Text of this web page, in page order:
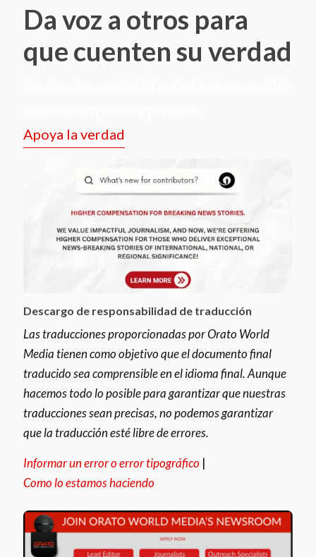
Da voz a otros para
que cuenten su verdad
Apoya la verdad
Descargo de responsabilidad de traducción
Las traducciones proporcionadas por Orato World
Media tienen como objetivo que el documento final
traducido sea comprensible en el idioma final. Aunque
hacemos todo lo posible para garantizar que nuestras
traducciones sean precisas, no podemos garantizar
que la traducción esté libre de errores.
Informar un error o error tipográfico |
Como lo estamos haciendo